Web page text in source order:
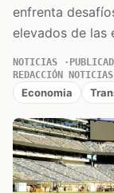
enfrenta
elevados de las
NOTICIAS
REDACCIÓN
Economia